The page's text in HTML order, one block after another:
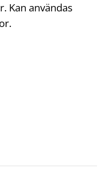
Kan användas